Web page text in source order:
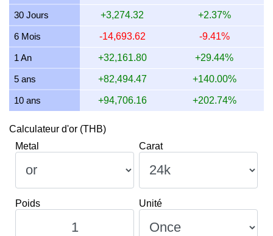
10 juillet 2026 136,446.91 4,233.23 4,018.28
9 juillet 2026 137,892.56 4,278.08 4,060.85
8 juillet 2026 136,008.13 4,219.62 4,005.36 3,279.50
30 Jours +3,274.32 +2.37%
6 Mois -14,693.62 -9.41%
1 An +32,161.80 +29.44%
5 ans +82,494.47 +140.00%
10 ans +94,706.16 +202.74%
Calculateur d'or (THB)
Metal
Carat
Poids Unité